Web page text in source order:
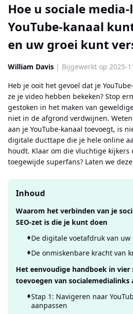
Hoe u sociale
YouTube-kanaal
en uw groei kunt
William Davis | Bijgewerkt op 2025-
Heb je ooit het gevoel dat je
ze je video hebben bekeken? Stop
gestoken in het maken van
niet in de afgrond verdwijnen.
aan je YouTube-kanaal toevoegt, is
digitale ducttape die je hele online
houdt. Klaar om die vluchtige kijkers
toegewijde superfans? Laten we
Inhoud
Waarom het verbinden van je
SEO-zet is die je kunt doen
De digitale voetafdruk van
De onmiskenbare kracht van
Het eenvoudige handboek in
toevoegen van socialemedialinks
Stap 1: Navigeren naar
aanpassen